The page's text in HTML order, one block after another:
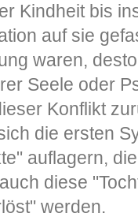
Kindheit bis
auf sie
waren,
Seele oder
Konflikt
die ersten
auflagern,
diese
werden.